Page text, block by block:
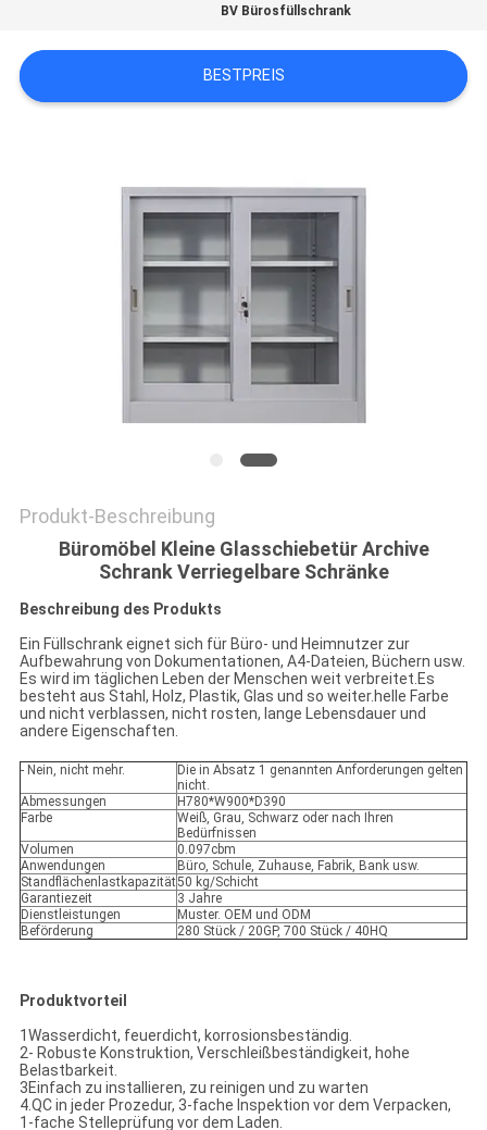
FORDERN
SIE
EIN
BV Bürosfüllschrank
BESTPREIS
Produkt-Beschreibung
Büromöbel Kleine Glasschiebetür Archive
Schrank Verriegelbare Schränke
Beschreibung des Produkts
Ein Füllschrank eignet sich für Büro- und Heimnutzer zur
Aufbewahrung von Dokumentationen, A4-Dateien, Büchern usw.
Es wird im täglichen Leben der Menschen weit verbreitet.Es
besteht aus Stahl, Holz, Plastik, Glas und so weiter.helle Farbe
und nicht verblassen, nicht rosten, lange Lebensdauer und
andere Eigenschaften.
- Nein, nicht mehr.
Die in Absatz 1 genannten Anforderungen gelten
nicht.
Abmessungen
H780*W900*D390
Farbe
Weiß, Grau, Schwarz oder nach Ihren
Bedürfnissen
Volumen
0.097cbm
Anwendungen
Büro, Schule, Zuhause, Fabrik, Bank usw.
Standflächenlastkapazität50 kg/Schicht
Garantiezeit
3 Jahre
Dienstleistungen
Muster. OEM und ODM
Beförderung
280 Stück / 20GP, 700 Stück / 40HQ
Produktvorteil
1Wasserdicht, feuerdicht, korrosionsbeständig.
2- Robuste Konstruktion, Verschleißbeständigkeit, hohe
Belastbarkeit.
3Einfach zu installieren, zu reinigen und zu warten
4.QC in jeder Prozedur, 3-fache Inspektion vor dem Verpacken,
1-fache Stelleprüfung vor dem Laden.